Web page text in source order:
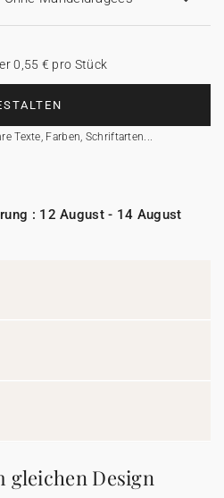
Texte, Farben, Schriftarten...
0,55 € pro Stück
: 12 August - 14 August
gleichen Design